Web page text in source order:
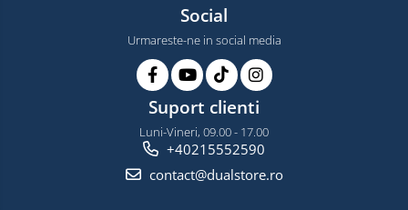
Social
Urmareste-ne in social media
Suport clienti
Luni-Vineri, 09.00 - 17.00
+40215552590
contact@dualstore.ro